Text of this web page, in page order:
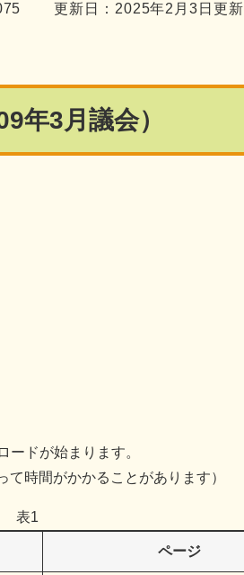
更新日：2025年2月3日更新
年3月議会）
ードが始まります。
て時間がかかることがあります）
表1
ページ